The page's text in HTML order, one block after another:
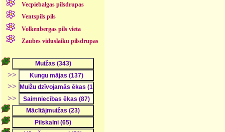
Vecpiebalgas pilsdrupas
Ventspils pils
Volkenbergas pils vieta
Zaubes viduslaiku pilsdrupas
>>
>>
>>